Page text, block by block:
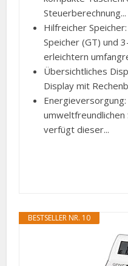
Steuerberechnung...
Hilfreicher
Speicher (GT) und
erleichtern
Übersichtliches
Display mit
verfügt dieser...
BESTSELLER NR. 10